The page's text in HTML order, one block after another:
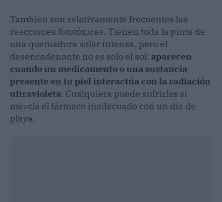
También son relativamente frecuentes las
reacciones fototóxicas. Tienen toda la pinta de
una quemadura solar intensa, pero el
desencadenante no es solo el sol: aparecen
cuando un medicamento o una sustancia
presente en tu piel interactúa con la radiación
ultravioleta. Cualquiera puede sufrirlas si
mezcla el fármaco inadecuado con un día de
playa.